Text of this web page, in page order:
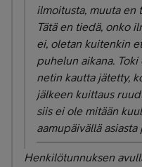
ilmoitusta, muuta en
Tätä en tiedä, onko
ei, oletan kuitenkin
puhelun aikana.
netin kautta jätetty,
jälkeen kuittaus
siis ei ole mitään
aamupäivällä
Henkilötunnuksen